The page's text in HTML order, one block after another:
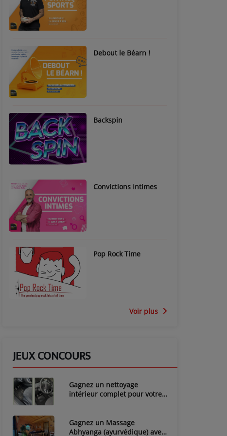
Debout le Béarn !
Backspin
Convictions Intimes
Pop Rock Time
Voir plus
JEUX CONCOURS
Gagnez un nettoyage
intérieur complet pour votre
Gagnez un Massage
Abhyanga (ayurvédique) avec